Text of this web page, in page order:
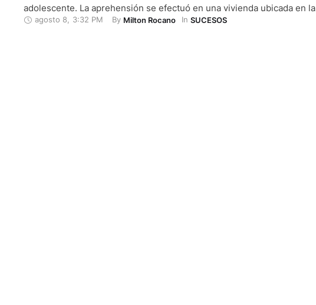
adolescente. La aprehensión se efectuó en una vivienda ubicada en la
parroquia Sayausí, donde servidores policiales en el Azuay ingresaron
agosto 8 3:32 PM By Milton Rocano In SUCESOS